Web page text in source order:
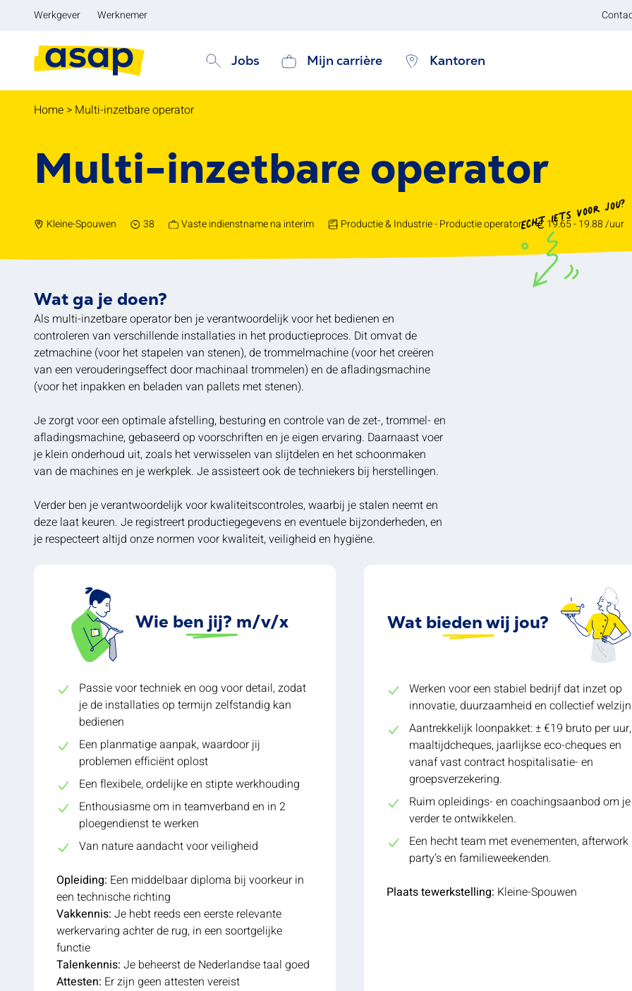
Werkgever Werknemer
Jobs Mijn carrière Kantoren
Home > Multi-inzetbare operator
Multi-inzetbare operator
Kleine-Spouwen 38 Vaste indienstname na interim Productie & Industrie - Productie operator 19.65 - 19.88 /uur
Echt iets voor jou?
Wat ga je doen?
Als multi-inzetbare operator ben je verantwoordelijk voor het bedienen en
controleren van verschillende installaties in het productieproces. Dit omvat de
zetmachine (voor het stapelen van stenen), de trommelmachine (voor het creëren
van een verouderingseffect door machinaal trommelen) en de afladingsmachine
(voor het inpakken en beladen van pallets met stenen).
Je zorgt voor een optimale afstelling, besturing en controle van de zet-, trommel- en
afladingsmachine, gebaseerd op voorschriften en je eigen ervaring. Daarnaast voer
je klein onderhoud uit, zoals het verwisselen van slijtdelen en het schoonmaken
van de machines en je werkplek. Je assisteert ook de techniekers bij herstellingen.
Verder ben je verantwoordelijk voor kwaliteitscontroles, waarbij je stalen neemt en
deze laat keuren. Je registreert productiegegevens en eventuele bijzonderheden, en
je respecteert altijd onze normen voor kwaliteit, veiligheid en hygiëne.
Wie ben jij? m/v/x
Passie voor techniek en oog voor detail, zodat
je de installaties op termijn zelfstandig kan
bedienen
Een planmatige aanpak, waardoor jij
problemen efficiënt oplost
Een flexibele, ordelijke en stipte werkhouding
Enthousiasme om in teamverband en in 2
ploegendienst te werken
Van nature aandacht voor veiligheid
Opleiding: Een middelbaar diploma bij voorkeur in
een technische richting
Vakkennis: Je hebt reeds een eerste relevante
werkervaring achter de rug, in een soortgelijke
functie
Talenkennis: Je beheerst de Nederlandse taal goed
Attesten: Er zijn geen attesten vereist
Wat bieden wij jou?
Werken voor een stabiel bedrijf dat inzet op
innovatie, duurzaamheid en collectief
Aantrekkelijk loonpakket: ± €19 bruto per uur,
maaltijdcheques, jaarlijkse eco-cheques en
vanaf vast contract hospitalisatie- en
groepsverzekering.
Ruim opleidings- en coachingsaanbod om je
verder te ontwikkelen.
Een hecht team met evenementen, afterwork
party’s en familieweekenden.
Plaats tewerkstelling: Kleine-Spouwen